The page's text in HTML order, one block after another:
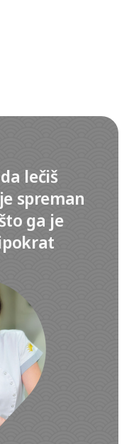
lečiš
spreman
ga je